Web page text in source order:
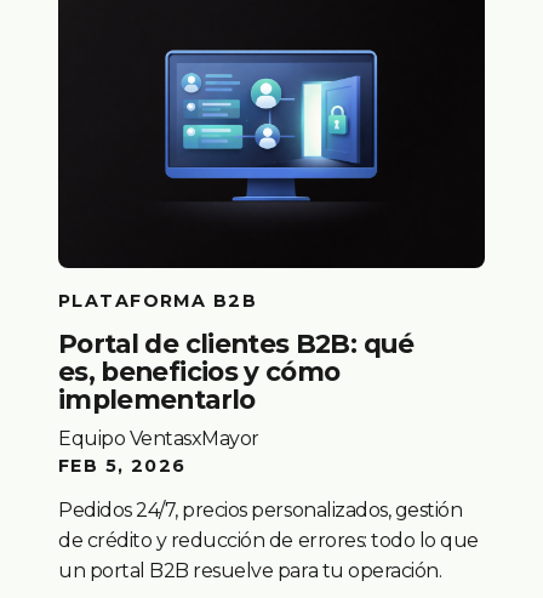
PLATAFORMA B2B
Portal de clientes B2B: qué
es, beneficios y cómo
implementarlo
Equipo VentasxMayor
FEB 5, 2026
Pedidos 24/7, precios personalizados, gestión
de crédito y reducción de errores: todo lo que
un portal B2B resuelve para tu operación.